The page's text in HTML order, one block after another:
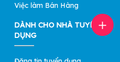
Việc làm Bán Hàng
DÀNH CHO NHÀ TUYỂN
DỤNG